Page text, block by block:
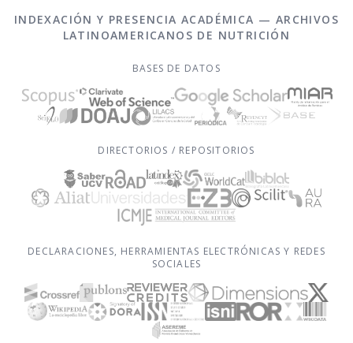
INDEXACIÓN Y PRESENCIA ACADÉMICA — ARCHIVOS
LATINOAMERICANOS DE NUTRICIÓN
BASES DE DATOS
DIRECTORIOS / REPOSITORIOS
DECLARACIONES, HERRAMIENTAS ELECTRÓNICAS Y REDES
SOCIALES